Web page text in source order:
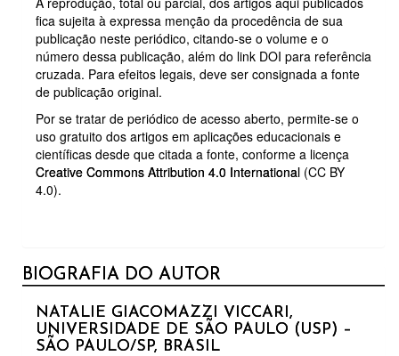
fica sujeita à expressa menção da procedência de sua
publicação neste periódico, citando-se o volume e o
número dessa publicação, além do link DOI para referência
cruzada. Para efeitos legais, deve ser consignada a fonte
de publicação original.
Por se tratar de periódico de acesso aberto, permite-se o
uso gratuito dos artigos em aplicações educacionais e
científicas desde que citada a fonte, conforme a licença
Creative Commons Attribution 4.0 International (CC BY
4.0).
BIOGRAFIA DO AUTOR
NATALIE GIACOMAZZI VICCARI,
UNIVERSIDADE DE SÃO PAULO (USP) –
SÃO PAULO/SP, BRASIL